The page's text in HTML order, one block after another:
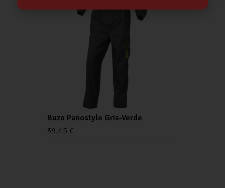
Buzo Panostyle Gris-Verde
39.45 €